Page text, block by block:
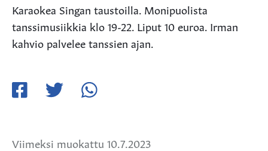
Karaokea Singan taustoilla. Monipuolista
tanssimusiikkia klo 19-22. Liput 10 euroa. Irman
kahvio palvelee tanssien ajan.
Viimeksi muokattu 10.7.2023